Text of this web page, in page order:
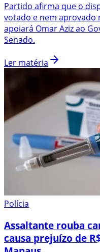
Partido afirma que o
votado e nem aprovado
apoiará Omar Aziz ao
Senado.
Ler matéria
Polícia
Assaltante rouba
causa prejuízo de